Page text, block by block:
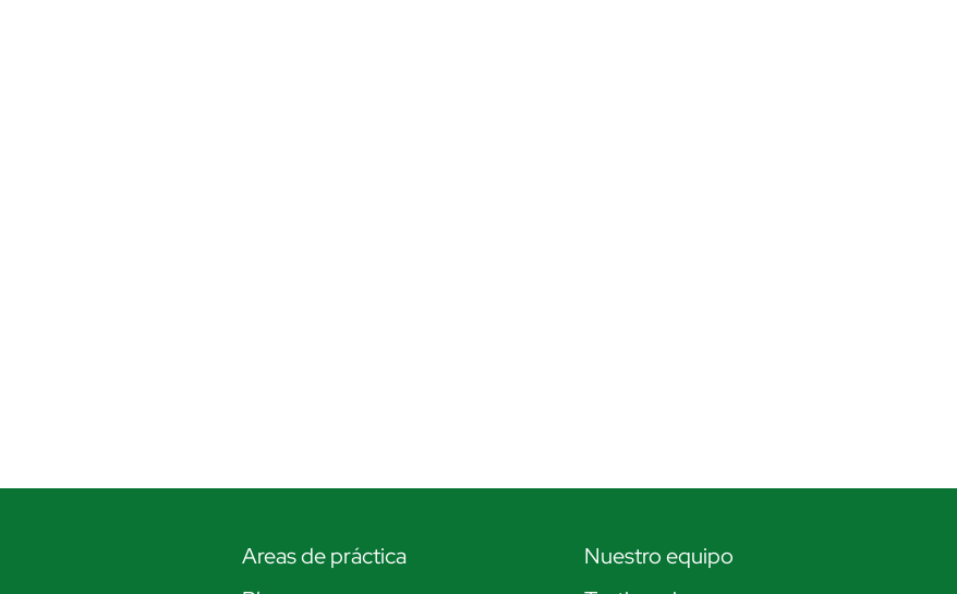
Areas de práctica
Nuestro equipo